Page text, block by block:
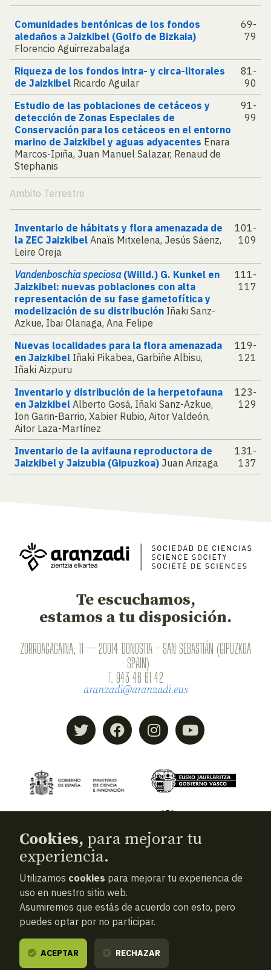
Comunidades bentónicas de los fondos
aledaños a Jaizkibel (Golfo de Bizkaia)
Florencio Aguirrezabalaga
69-
79
Riqueza de los fondos intra- y circa-litorales
de Jaizkibel Ricardo Aguilar
81-
90
Estudio de las poblaciones de cetáceos y
detección de Zonas Especiales de
Conservación para los cetáceos en el entorno
marino de Jaizkibel y aguas adyacentes Enara
Marcos-Ipiña, Juan Manuel Salazar, Renaud de
Stephanis
91-
99
Ambito Terrestre
Inventario de hábitats y flora amenazada de
la ZEC Jaizkibel Anaïs Mitxelena, Jesús Sáenz,
Leire Oreja
101-
109
Vandenboschia speciosa(Willd.) G. Kunkel en
Jaizkibel: nuevas poblaciones con alta
representación de su fase gametofítica y
modelización de su distribución Iñaki Sanz-
Azkue, Ibai Olariaga, Ana Felipe
111-
117
Nuevas localidades para la flora amenazada
en Jaizkibel Iñaki Pikabea, Garbiñe Albisu,
Iñaki Aizpuru
119-
121
Inventario y distribución de la herpetofauna
en Jaizkibel Alberto Gosá, Iñaki Sanz-Azkue,
Ion Garin-Barrio, Xabier Rubio, Aitor Valdeón,
Aitor Laza-Martínez
123-
129
Inventario de la avifauna reproductora de
Jaizkibel y Jaizubia (Gipuzkoa) Juan Arizaga
131-
137
Te escuchamos,
estamos a tu disposición.
ZORROAGAGAINA, 11 — 20014 DONOSTIA - SAN SEBASTIÁN (GIPUZKOA
· SPAIN)
T. 943 46 61 42
aranzadi@aranzadi.eus
© 2026Aranzadi — Zientzia elkartea
Términos y condiciones
Política de privacidad
Cookies, para mejorar tu
experiencia.
Utilizamos cookies para mejorar tu experiencia de
uso en nuestro sitio web.
Asumiremos que estás de acuerdo con esto, pero
puedes optar por no participar.
ACEPTAR RECHAZAR